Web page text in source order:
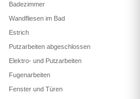
Badezimmer
Wandfliesen im Bad
Estrich
Putzarbeiten abgeschlossen
Elektro- und Putzarbeiten
Fugenarbeiten
Fenster und Türen